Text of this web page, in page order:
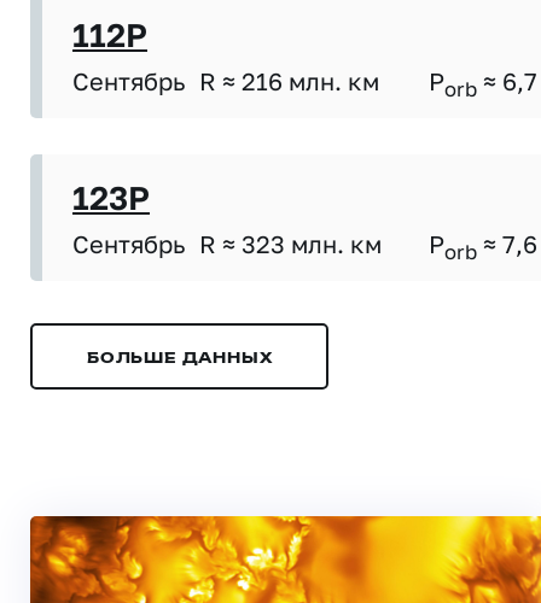
112P
Сентябрь R ≈ 216 млн. км Porb ≈ 6,7
123P
Сентябрь R ≈ 323 млн. км Porb ≈ 7,6
БОЛЬШЕ ДАННЫХ